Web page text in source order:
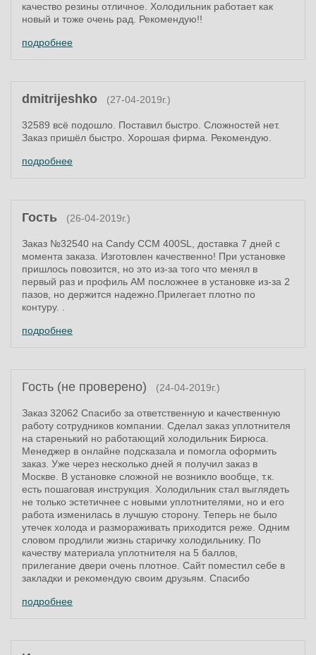
качество резины отличное. Холодильник работает как
новый и тоже очень рад. Рекомендую!!
подробнее
dmitrijeshko (27-04-2019г.)
32589 всё подошло. Поставил быстро. Сложностей нет.
Заказ пришёл быстро. Хорошая фирма. Рекомендую.
подробнее
Гость (26-04-2019г.)
Заказ №32540 на Candy CCM 400SL, доставка 7 дней с
момента заказа. Изготовлен качественно! При установке
пришлось повозится, но это из-за того что менял в
первый раз и профиль AM посложнее в установке из-за 2
пазов, но держится надежно.Прилегает плотно по
контуру. .
подробнее
Гость (не проверено) (24-04-2019г.)
Заказ 32062 Спасибо за ответственную и качественную
работу сотрудников компании. Сделал заказ уплотнителя
на старенький но работающий холодильник Бирюса.
Менеджер в онлайне подсказала и помогла оформить
заказ. Уже через несколько дней я получил заказ в
Москве. В установке сложной не возникло вообще, т.к.
есть пошаговая инструкция. Холодильник стал выглядеть
не только эстетичнее с новыми уплотнителями, но и его
работа изменилась в лучшую сторону. Теперь не было
утечек холода и размораживать приходится реже. Одним
словом продлили жизнь старичку холодильнику. По
качеству материала уплотнителя на 5 баллов,
прилегание двери очень плотное. Сайт поместил себе в
закладки и рекомендую своим друзьям. Спасибо
подробнее